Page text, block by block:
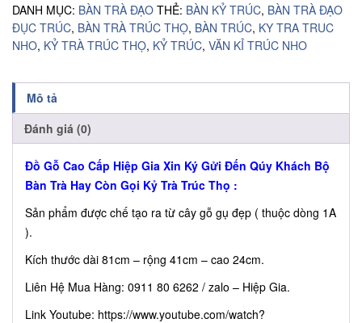
DANH MỤC: BÀN TRÀ ĐẠO THẺ: BÀN KỶ TRÚC, BÀN TRÀ ĐẠO
ĐỤC TRÚC, BÀN TRÀ TRÚC THỌ, BÀN TRÚC, KY TRA TRUC
NHO, KỶ TRÀ TRÚC THỌ, KỶ TRÚC, VĂN KỈ TRÚC NHO
Mô tả
Đánh giá (0)
Đồ Gỗ Cao Cấp Hiệp Gia Xin Ký Gửi Đến Qúy Khách Bộ
Bàn Trà Hay Còn Gọi Kỷ Trà Trúc Thọ :
Sản phẩm được chế tạo ra từ cây gỗ gụ đẹp ( thuộc dòng 1A
).
Kích thước dài 81cm – rộng 41cm – cao 24cm.
Liên Hệ Mua Hàng: 0911 80 6262 / zalo – Hiệp Gia.
Link Youtube: https://www.youtube.com/watch?